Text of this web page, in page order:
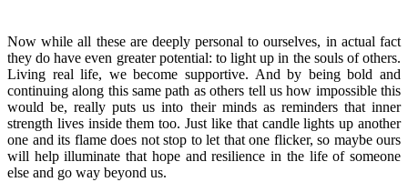
Now while all these are deeply personal to ourselves, in actual fact
they do have even greater potential: to light up in the souls of others.
Living real life, we become supportive. And by being bold and
continuing along this same path as others tell us how impossible this
would be, really puts us into their minds as reminders that inner
strength lives inside them too. Just like that candle lights up another
one and its flame does not stop to let that one flicker, so maybe ours
will help illuminate that hope and resilience in the life of someone
else and go way beyond us.